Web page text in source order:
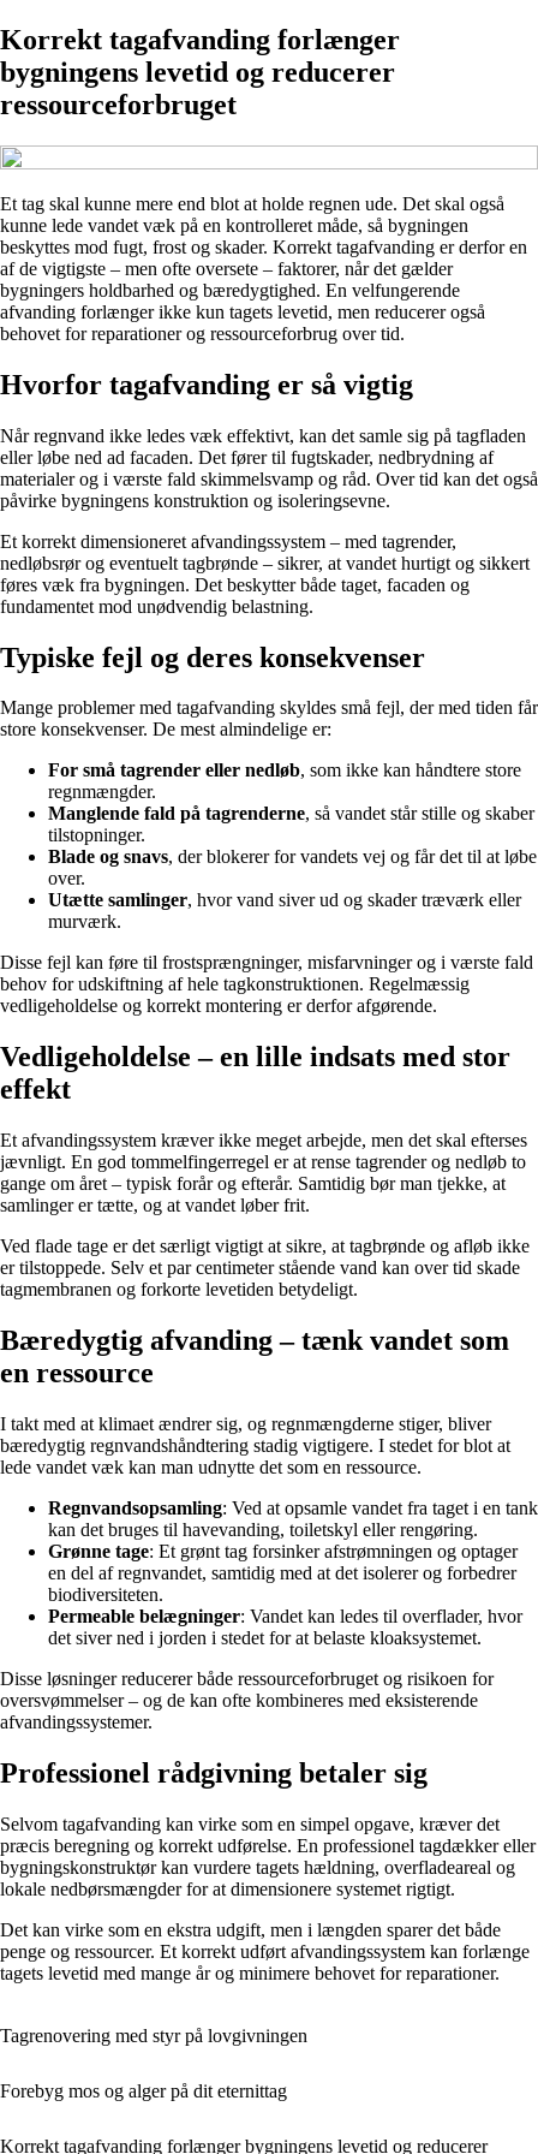
Korrekt tagafvanding forlænger
bygningens levetid og reducerer
ressourceforbruget
Et tag skal kunne mere end blot at holde regnen ude. Det skal også
kunne lede vandet væk på en kontrolleret måde, så bygningen
beskyttes mod fugt, frost og skader. Korrekt tagafvanding er derfor en
af de vigtigste – men ofte oversete – faktorer, når det gælder
bygningers holdbarhed og bæredygtighed. En velfungerende
afvanding forlænger ikke kun tagets levetid, men reducerer også
behovet for reparationer og ressourceforbrug over tid.
Hvorfor tagafvanding er så vigtig
Når regnvand ikke ledes væk effektivt, kan det samle sig på tagfladen
eller løbe ned ad facaden. Det fører til fugtskader, nedbrydning af
materialer og i værste fald skimmelsvamp og råd. Over tid kan det også
påvirke bygningens konstruktion og isoleringsevne.
Et korrekt dimensioneret afvandingssystem – med tagrender,
nedløbsrør og eventuelt tagbrønde – sikrer, at vandet hurtigt og sikkert
føres væk fra bygningen. Det beskytter både taget, facaden og
fundamentet mod unødvendig belastning.
Typiske fejl og deres konsekvenser
Mange problemer med tagafvanding skyldes små fejl, der med tiden får
store konsekvenser. De mest almindelige er:
For små tagrender eller nedløb, som ikke kan håndtere store
regnmængder.
Manglende fald på tagrenderne, så vandet står stille og skaber
tilstopninger.
Blade og snavs, der blokerer for vandets vej og får det til at løbe
over.
Utætte samlinger, hvor vand siver ud og skader træværk eller
murværk.
Disse fejl kan føre til frostsprængninger, misfarvninger og i værste fald
behov for udskiftning af hele tagkonstruktionen. Regelmæssig
vedligeholdelse og korrekt montering er derfor afgørende.
Vedligeholdelse – en lille indsats med stor
effekt
Et afvandingssystem kræver ikke meget arbejde, men det skal efterses
jævnligt. En god tommelfingerregel er at rense tagrender og nedløb to
gange om året – typisk forår og efterår. Samtidig bør man tjekke, at
samlinger er tætte, og at vandet løber frit.
Ved flade tage er det særligt vigtigt at sikre, at tagbrønde og afløb ikke
er tilstoppede. Selv et par centimeter stående vand kan over tid skade
tagmembranen og forkorte levetiden betydeligt.
Bæredygtig afvanding – tænk vandet som
en ressource
I takt med at klimaet ændrer sig, og regnmængderne stiger, bliver
bæredygtig regnvandshåndtering stadig vigtigere. I stedet for blot at
lede vandet væk kan man udnytte det som en ressource.
Regnvandsopsamling: Ved at opsamle vandet fra taget i en tank
kan det bruges til havevanding, toiletskyl eller rengøring.
Grønne tage: Et grønt tag forsinker afstrømningen og optager
en del af regnvandet, samtidig med at det isolerer og forbedrer
biodiversiteten.
Permeable belægninger: Vandet kan ledes til overflader, hvor
det siver ned i jorden i stedet for at belaste kloaksystemet.
Disse løsninger reducerer både ressourceforbruget og risikoen for
oversvømmelser – og de kan ofte kombineres med eksisterende
afvandingssystemer.
Professionel rådgivning betaler sig
Selvom tagafvanding kan virke som en simpel opgave, kræver det
præcis beregning og korrekt udførelse. En professionel tagdækker eller
bygningskonstruktør kan vurdere tagets hældning, overfladeareal og
lokale nedbørsmængder for at dimensionere systemet rigtigt.
Det kan virke som en ekstra udgift, men i længden sparer det både
penge og ressourcer. Et korrekt udført afvandingssystem kan forlænge
tagets levetid med mange år og minimere behovet for reparationer.
Tagrenovering med styr på lovgivningen
Forebyg mos og alger på dit eternittag
Korrekt tagafvanding forlænger bygningens levetid og reducerer